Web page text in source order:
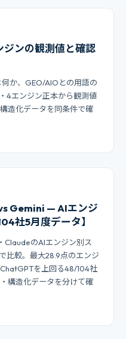
ンの観測値と確認
か、GEO/AIOとの用語の
4エンジン正本から観測値
造化データを同条件で確
Gemini — AIエンジ
社5月度データ】
のAIエンジン別ス
比較。最大28.9点のエンジ
を上回る48/104社
構造化データを分けて確